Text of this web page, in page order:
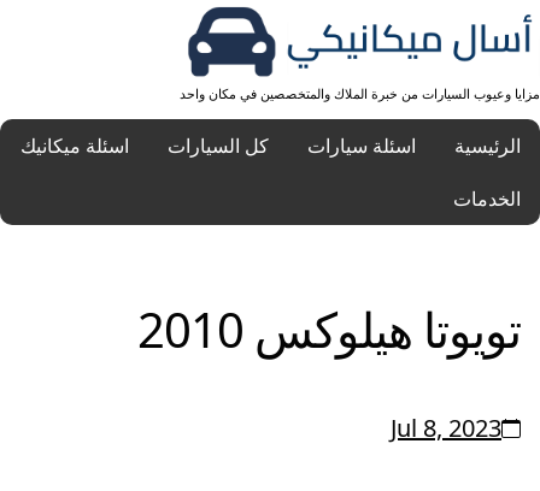
مزايا وعيوب السيارات من خبرة الملاك والمتخصصين في مكان واحد
الرئيسية اسئلة سيارات كل السيارات
اسئلة ميكانيك
الخدمات
تويوتا هيلوكس 2010
Jul 8, 2023